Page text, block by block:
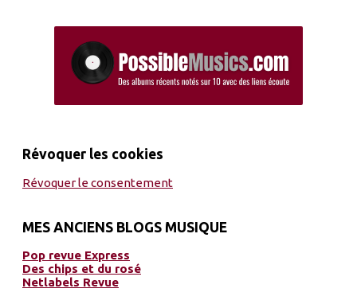
Révoquer les cookies
Révoquer le consentement
MES ANCIENS BLOGS MUSIQUE
Pop revue Express
Des chips et du rosé
Netlabels Revue